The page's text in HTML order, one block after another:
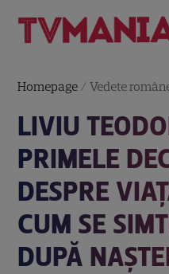
Homepage /Vedete
LIVIU
PRIMELE
DESPRE
CUM SE
DUPĂ